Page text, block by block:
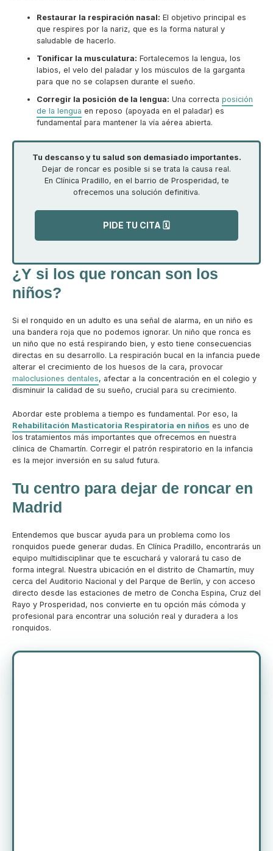
Restaurar la respiración nasal: El objetivo principal es
que respires por la nariz, que es la forma natural y
saludable de hacerlo.
Tonificar la musculatura: Fortalecemos la lengua, los
labios, el velo del paladar y los músculos de la garganta
para que no se colapsen durante el sueño.
Corregir la posición de la lengua: Una correcta posición
de la lengua en reposo (apoyada en el paladar) es
fundamental para mantener la vía aérea abierta.
Tu descanso y tu salud son demasiado importantes.
Dejar de roncar es posible si se trata la causa real.
En Clínica Pradillo, en el barrio de Prosperidad, te
ofrecemos una solución definitiva.
PIDE TU CITA 🗓️
¿Y si los que roncan son los
niños?
Si el ronquido en un adulto es una señal de alarma, en un niño es
una bandera roja que no podemos ignorar. Un niño que ronca es
un niño que no está respirando bien, y esto tiene consecuencias
directas en su desarrollo. La respiración bucal en la infancia puede
alterar el crecimiento de los huesos de la cara, provocar
maloclusiones dentales, afectar a la concentración en el colegio y
disminuir la calidad de su sueño, crucial para su crecimiento.
Abordar este problema a tiempo es fundamental. Por eso, la
Rehabilitación Masticatoria Respiratoria en niños es uno de
los tratamientos más importantes que ofrecemos en nuestra
clínica de Chamartín. Corregir el patrón respiratorio en la infancia
es la mejor inversión en su salud futura.
Tu centro para dejar de roncar en
Madrid
Entendemos que buscar ayuda para un problema como los
ronquidos puede generar dudas. En Clínica Pradillo, encontrarás un
equipo multidisciplinar que te escuchará y valorará tu caso de
forma integral. Nuestra ubicación en el distrito de Chamartín, muy
cerca del Auditorio Nacional y del Parque de Berlín, y con acceso
directo desde las estaciones de metro de Concha Espina, Cruz del
Rayo y Prosperidad, nos convierte en tu opción más cómoda y
profesional para encontrar una solución real y duradera a los
ronquidos.